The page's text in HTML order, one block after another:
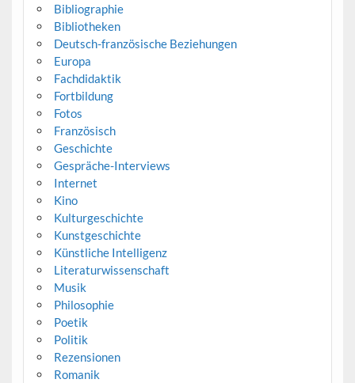
Bibliographie
Bibliotheken
Deutsch-französische Beziehungen
Europa
Fachdidaktik
Fortbildung
Fotos
Französisch
Geschichte
Gespräche-Interviews
Internet
Kino
Kulturgeschichte
Kunstgeschichte
Künstliche Intelligenz
Literaturwissenschaft
Musik
Philosophie
Poetik
Politik
Rezensionen
Romanik